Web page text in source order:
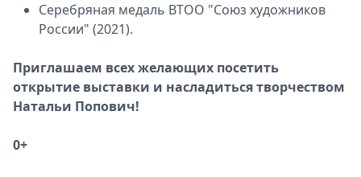
Серебряная медаль ВТОО "Союз художников
России" (2021).
Приглашаем всех желающих посетить
открытие выставки и насладиться творчеством
Натальи Попович!
0+